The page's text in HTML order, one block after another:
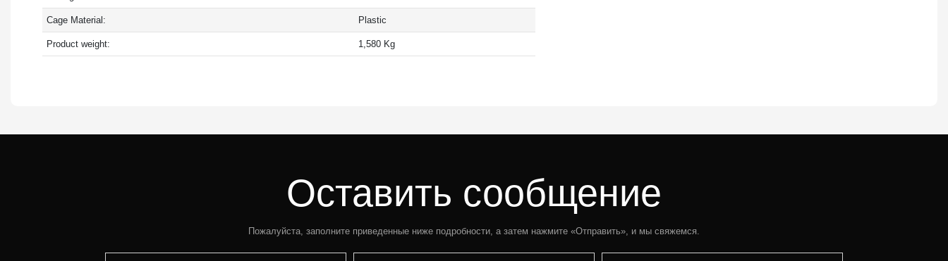
Cage Material: Plastic
Product weight: 1,580 Kg
Оставить сообщение
Пожалуйста, заполните приведенные ниже подробности, а затем нажмите «Отправить», и мы свяжемся.